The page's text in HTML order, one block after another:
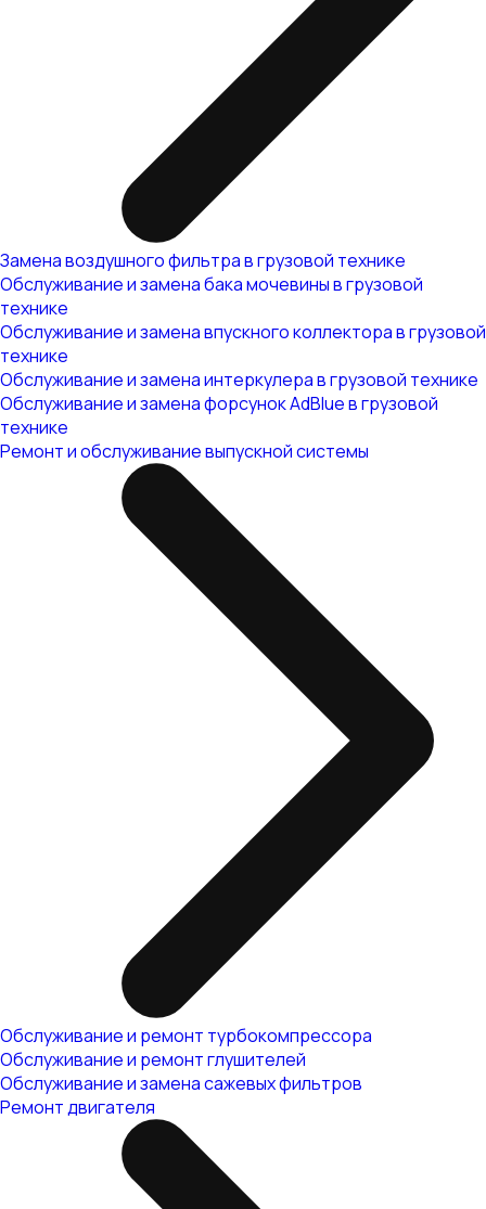
Замена воздушного фильтра в грузовой технике
Обслуживание и замена бака мочевины в грузовой
технике
Обслуживание и замена впускного коллектора в грузовой
технике
Обслуживание и замена интеркулера в грузовой технике
Обслуживание и замена форсунок AdBlue в грузовой
технике
Ремонт и обслуживание выпускной системы
Обслуживание и ремонт турбокомпрессора
Обслуживание и ремонт глушителей
Обслуживание и замена сажевых фильтров
Ремонт двигателя